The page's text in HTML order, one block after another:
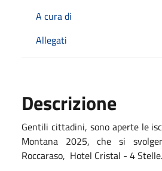
A cura di
Allegati
Descrizione
Gentili cittadini, sono aperte le
Montana 2025, che si
Roccaraso, Hotel Cristal - 4 Stelle.